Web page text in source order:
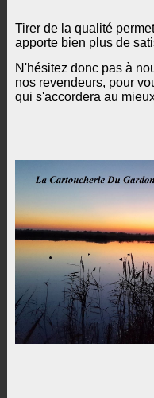
Tirer de la qualité
apporte bien plus de
N'hésitez donc pas à
nos revendeurs, pour
qui s'accordera au